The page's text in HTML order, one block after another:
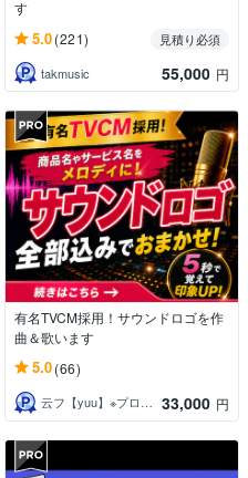
す
5.0(221)
見積り必須
takmusic
55,000 円
有名TVCM採用！サウンドロゴを作
曲＆歌います
5.0(66)
云フ【yuu】※プロフィールご確認下さい 33,000 円